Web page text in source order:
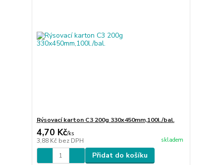
Rýsovací karton C3 200g 330x450mm,100l./bal.
4,70 Kč/ks
3,88 Kč bez DPH skladem
Přidat do košíku